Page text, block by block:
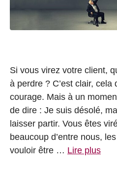
Si vous virez votre client,
à perdre ? C’est clair,
courage. Mais à un
de dire : Je suis désolé,
laisser partir. Vous êtes
beaucoup d’entre nous,
vouloir être … Lire plus